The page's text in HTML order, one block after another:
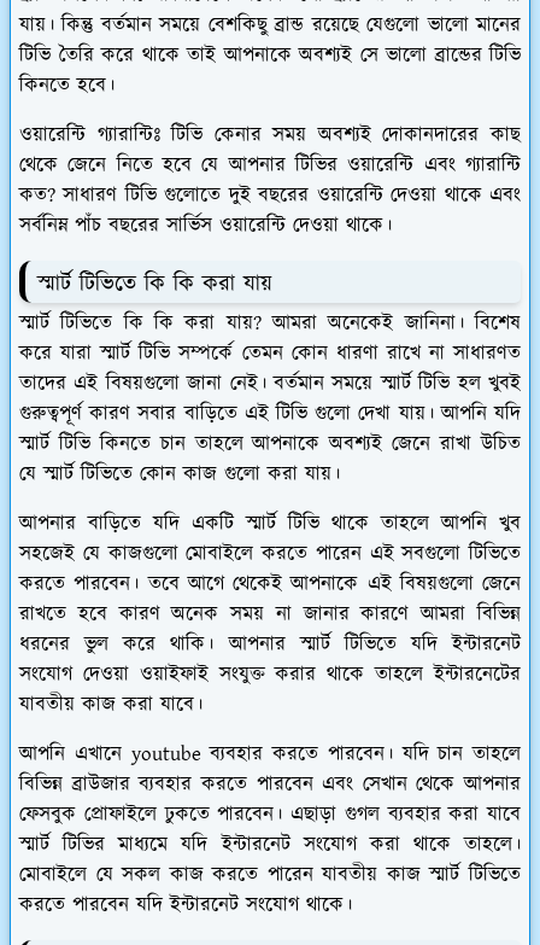
যায়। কিন্তু বর্তমান সময়ে বেশকিছু ব্রান্ড রয়েছে যেগুলো ভালো মানের
টিভি তৈরি করে থাকে তাই আপনাকে অবশ্যই সে ভালো ব্রান্ডের টিভি
কিনতে হবে।
ওয়ারেন্টি গ্যারান্টিঃটিভি কেনার সময় অবশ্যই দোকানদারের কাছ
থেকে জেনে নিতে হবে যে আপনার টিভির ওয়ারেন্টি এবং গ্যারান্টি
কত? সাধারণ টিভি গুলোতে দুই বছরের ওয়ারেন্টি দেওয়া থাকে এবং
সর্বনিম্ন পাঁচ বছরের সার্ভিস ওয়ারেন্টি দেওয়া থাকে।
স্মার্ট টিভিতে কি কি করা যায়
স্মার্ট টিভিতে কি কি করা যায়? আমরা অনেকেই জানিনা। বিশেষ
করে যারা স্মার্ট টিভি সম্পর্কে তেমন কোন ধারণা রাখে না সাধারণত
তাদের এই বিষয়গুলো জানা নেই। বর্তমান সময়ে স্মার্ট টিভি হল খুবই
গুরুত্বপূর্ণ কারণ সবার বাড়িতে এই টিভি গুলো দেখা যায়। আপনি যদি
স্মার্ট টিভি কিনতে চান তাহলে আপনাকে অবশ্যই জেনে রাখা উচিত
যে স্মার্ট টিভিতে কোন কাজ গুলো করা যায়।
আপনার বাড়িতে যদি একটি স্মার্ট টিভি থাকে তাহলে আপনি খুব
সহজেই যে কাজগুলো মোবাইলে করতে পারেন এই সবগুলো টিভিতে
করতে পারবেন। তবে আগে থেকেই আপনাকে এই বিষয়গুলো জেনে
রাখতে হবে কারণ অনেক সময় না জানার কারণে আমরা বিভিন্ন
ধরনের ভুল করে থাকি। আপনার স্মার্ট টিভিতে যদি ইন্টারনেট
সংযোগ দেওয়া ওয়াইফাই সংযুক্ত করার থাকে তাহলে ইন্টারনেটের
যাবতীয় কাজ করা যাবে।
আপনি এখানে youtube ব্যবহার করতে পারবেন। যদি চান তাহলে
বিভিন্ন ব্রাউজার ব্যবহার করতে পারবেন এবং সেখান থেকে আপনার
ফেসবুক প্রোফাইলে ঢুকতে পারবেন। এছাড়া গুগল ব্যবহার করা যাবে
স্মার্ট টিভির মাধ্যমে যদি ইন্টারনেট সংযোগ করা থাকে তাহলে।
মোবাইলে যে সকল কাজ করতে পারেন যাবতীয় কাজ স্মার্ট টিভিতে
করতে পারবেন যদি ইন্টারনেট সংযোগ থাকে।